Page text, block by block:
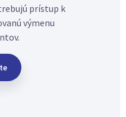
prístup k
výmenu